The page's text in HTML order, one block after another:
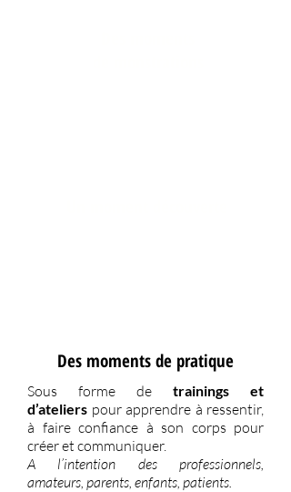
Des moments de pratique
Sous forme de trainings et
d’ateliers pour apprendre à ressentir,
à faire confiance à son corps pour
créer et communiquer.
A l’intention des professionnels,
amateurs, parents, enfants, patients.